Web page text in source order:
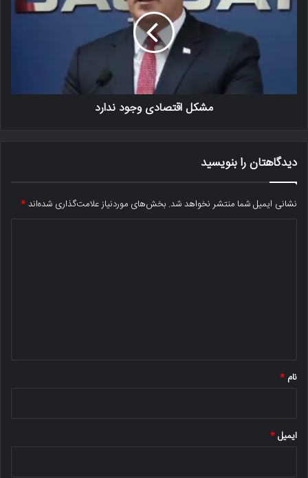
مشکل اقتصادی وجود ندارد
دیدگاهتان را بنویسید
نشانی ایمیل شما منتشر نخواهد شد. بخش‌های موردنیاز علامت‌گذاری شده‌اند*
نام *
ایمیل*